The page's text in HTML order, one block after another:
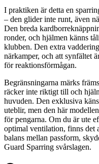
I praktiken är detta en
– den glider inte runt, även
Den breda
ronder, och hjälmen känns
klubben. Den extra
närkamper, och att synfältet
för reaktionsförmågan.
Begränsningarna märks
räcker inte riktigt till och
huvuden. Den exklusiva
uteblir, men den här
för pengarna. Om du är ute
optimal ventilation, finns det
balans mellan passform,
Guard Sparring svårslagen.